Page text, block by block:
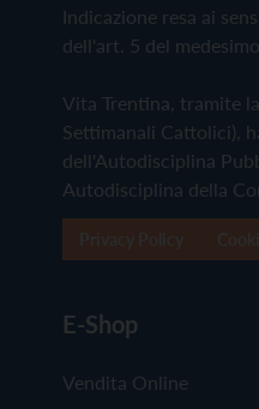
Indicazione resa ai
dell'art. 5 del
Vita Trentina, tramite
Settimanali Cattolici),
dell'Autodisciplina
Autodisciplina della
E-Shop
Vendita Online